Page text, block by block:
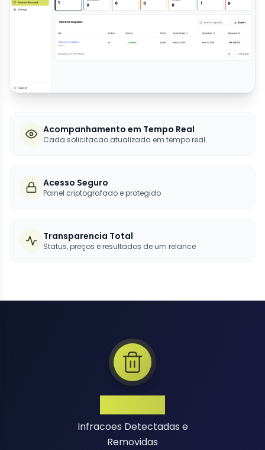
Acompanhamento em Tempo Real
Cada solicitacao atualizada em tempo real
Acesso Seguro
Painel criptografado e protegido
Transparencia Total
Status, preços e resultados de um relance
Infracoes Detectadas e
Removidas